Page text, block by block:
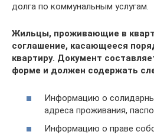
долга по коммунальным услугам.
Жильцы, проживающие в
соглашение, касающееся
квартиру. Документ
форме и должен содержать
Информацию о
адреса проживания,
Информацию о праве